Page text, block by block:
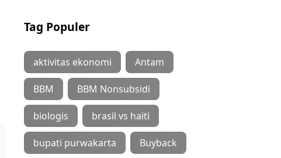
Tag Populer
aktivitas ekonomi Antam
BBM BBM Nonsubsidi
biologis brasil vs haiti
bupati purwakarta Buyback